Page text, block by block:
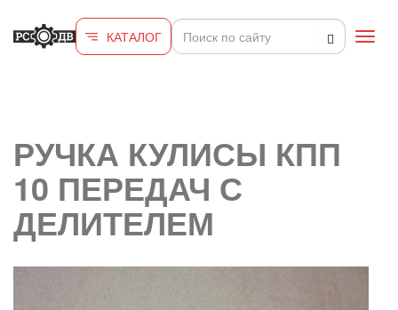
КАТАЛОГ
РУЧКА КУЛИСЫ КПП
10 ПЕРЕДАЧ С
ДЕЛИТЕЛЕМ